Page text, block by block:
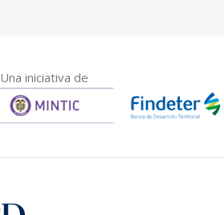
Una iniciativa de